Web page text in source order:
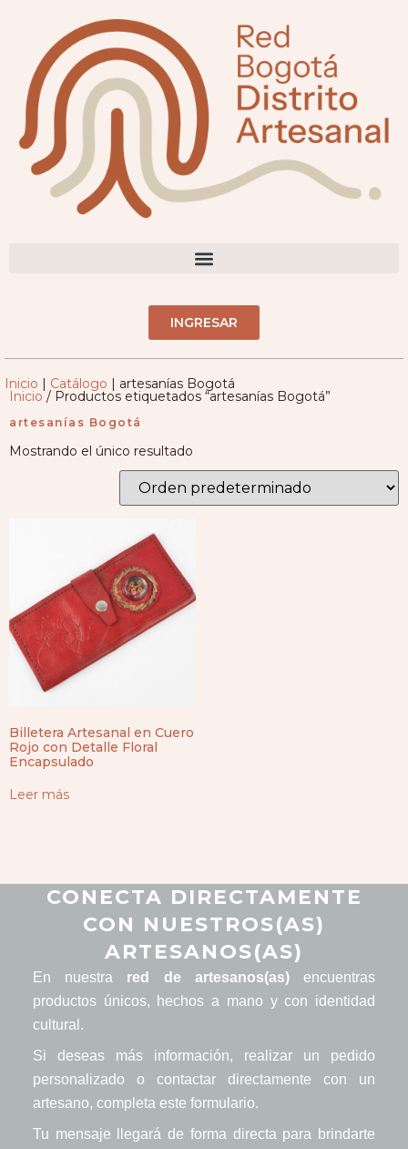
INGRESAR
Inicio | Catálogo | artesanías Bogotá
Inicio/ Productos etiquetados “artesanías Bogotá”
artesanías Bogotá
Mostrando el único resultado
Billetera Artesanal en Cuero
Rojo con Detalle Floral
Encapsulado
Leer más
CONECTA DIRECTAMENTE
CON NUESTROS(AS)
ARTESANOS(AS)
En nuestra red de artesanos(as)encuentras
productos únicos, hechos a mano y con identidad
cultural.
Si deseas más información, realizar un pedido
personalizado o contactar directamente con un
artesano, completa este formulario.
Tu mensaje llegará de forma directa para brindarte